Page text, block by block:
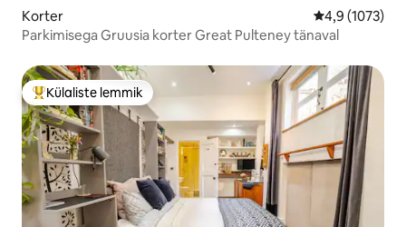
Korter Keskmine
4,9 (1073)
Parkimisega Gruusia korter Great Pulteney tänaval
Külaliste suur lemmik
Külaliste lemmik